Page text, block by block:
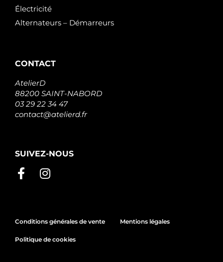
Électricité
Alternateurs – Démarreurs
CONTACT
AtelierD
88200 SAINT-NABORD
03 29 22 34 47
contact@atelierd.fr
SUIVEZ-NOUS
Conditions générales de vente Mentions légales
Politique de cookies